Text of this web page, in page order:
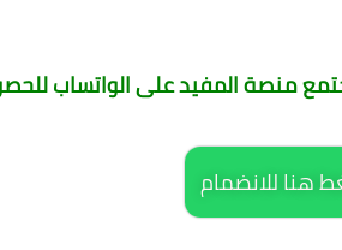
منصة المفيد على الواتساب
هنا للانضمام